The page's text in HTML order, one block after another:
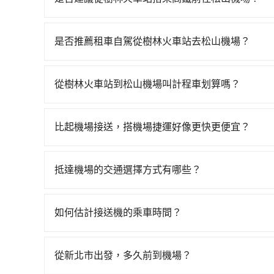
車次，從最早07:02到23:52，過了末班車到清晨
元，再用15分鐘出站、等待車站前排班的計程車
不僅每人至少額外負擔80元車資，而且更會額外
是否推薦租車自駕從樹林火車站去松山機場？
從樹林火車站到松山機場叫計程車划算嗎？
到車，也可考慮打電話至樹林火車站附近的計程
輛tripool的九人座廂型車最高可省$600。
比起機場接送，搭機場捷運好像更快更便宜？
需事先移動到捷運站搭乘的旅客，到府服務的機場
抵達機場的交通選擇方式有哪些？
軌系統，這是一種快捷和經濟實惠的交通方式。
價格，避免爭議。 4. 預約機場接送：可以提前預
如何估計接送機的乘車時間？
外抓30分鐘的彈性時間。比方說正常台中到桃園
從新北市出發，多久前到機場？